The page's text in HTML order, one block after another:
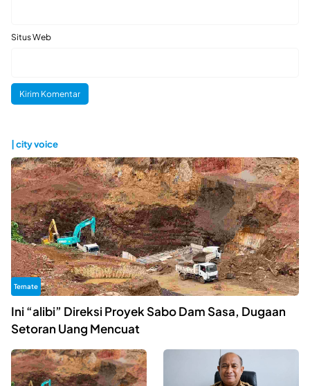
Situs Web
| city voice
Ternate
Ini “alibi” Direksi Proyek Sabo Dam Sasa, Dugaan
Setoran Uang Mencuat